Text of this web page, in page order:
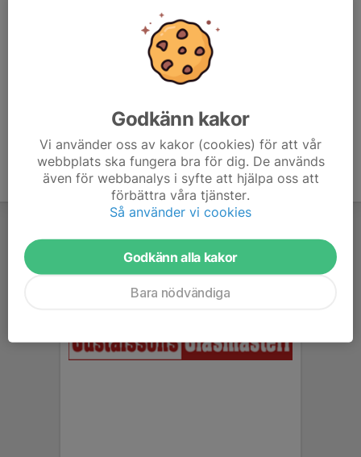
Godkänn kakor
Vi använder oss av kakor (cookies) för att vår
webbplats ska fungera bra för dig. De används
även för webbanalys i syfte att hjälpa oss att
förbättra våra tjänster.
Så använder vi cookies
Godkänn alla kakor
Bara nödvändiga